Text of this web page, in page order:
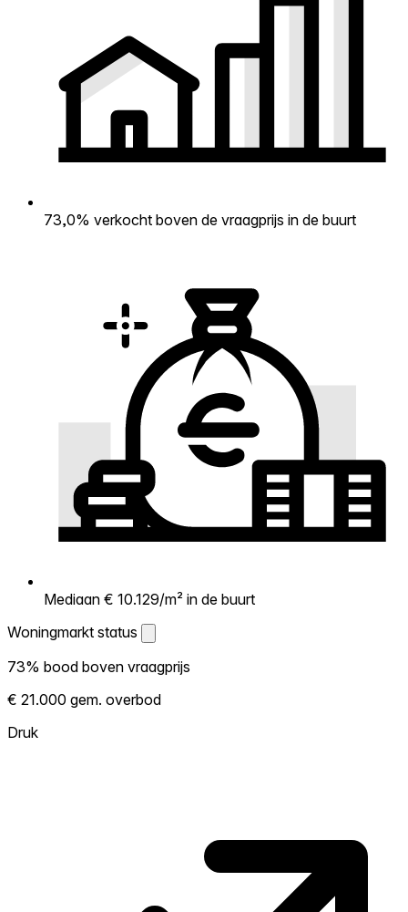
73,0% verkocht boven de vraagprijs in de buurt
Mediaan € 10.129/m² in de buurt
Woningmarkt status
Woningmarkt status
Laat zien hoe competitief de markt hier is.
Hoe meer woningen boven vraagprijs
verkopen, hoe heter. Heet? Verwacht
73% bood boven vraagprijs
€ 21.000 gem. overbod
Druk